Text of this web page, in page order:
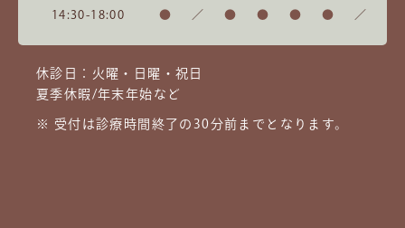
14:30-18:00 ● ／ ● ● ● ● ／
休診日：火曜・日曜・祝日
夏季休暇/年末年始など
※ 受付は診療時間終了の30分前までとなります。